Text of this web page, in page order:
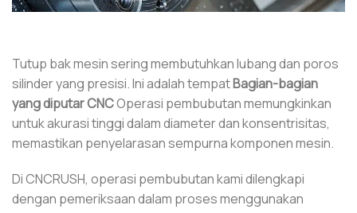
Tutup bak mesin sering membutuhkan lubang dan poros
silinder yang presisi. Ini adalah tempatBagian-bagian
yang diputar CNCOperasi pembubutan memungkinkan
untuk akurasi tinggi dalam diameter dan konsentrisitas,
memastikan penyelarasan sempurna komponen mesin.
Di CNCRUSH, operasi pembubutan kami dilengkapi
dengan pemeriksaan dalam proses menggunakan